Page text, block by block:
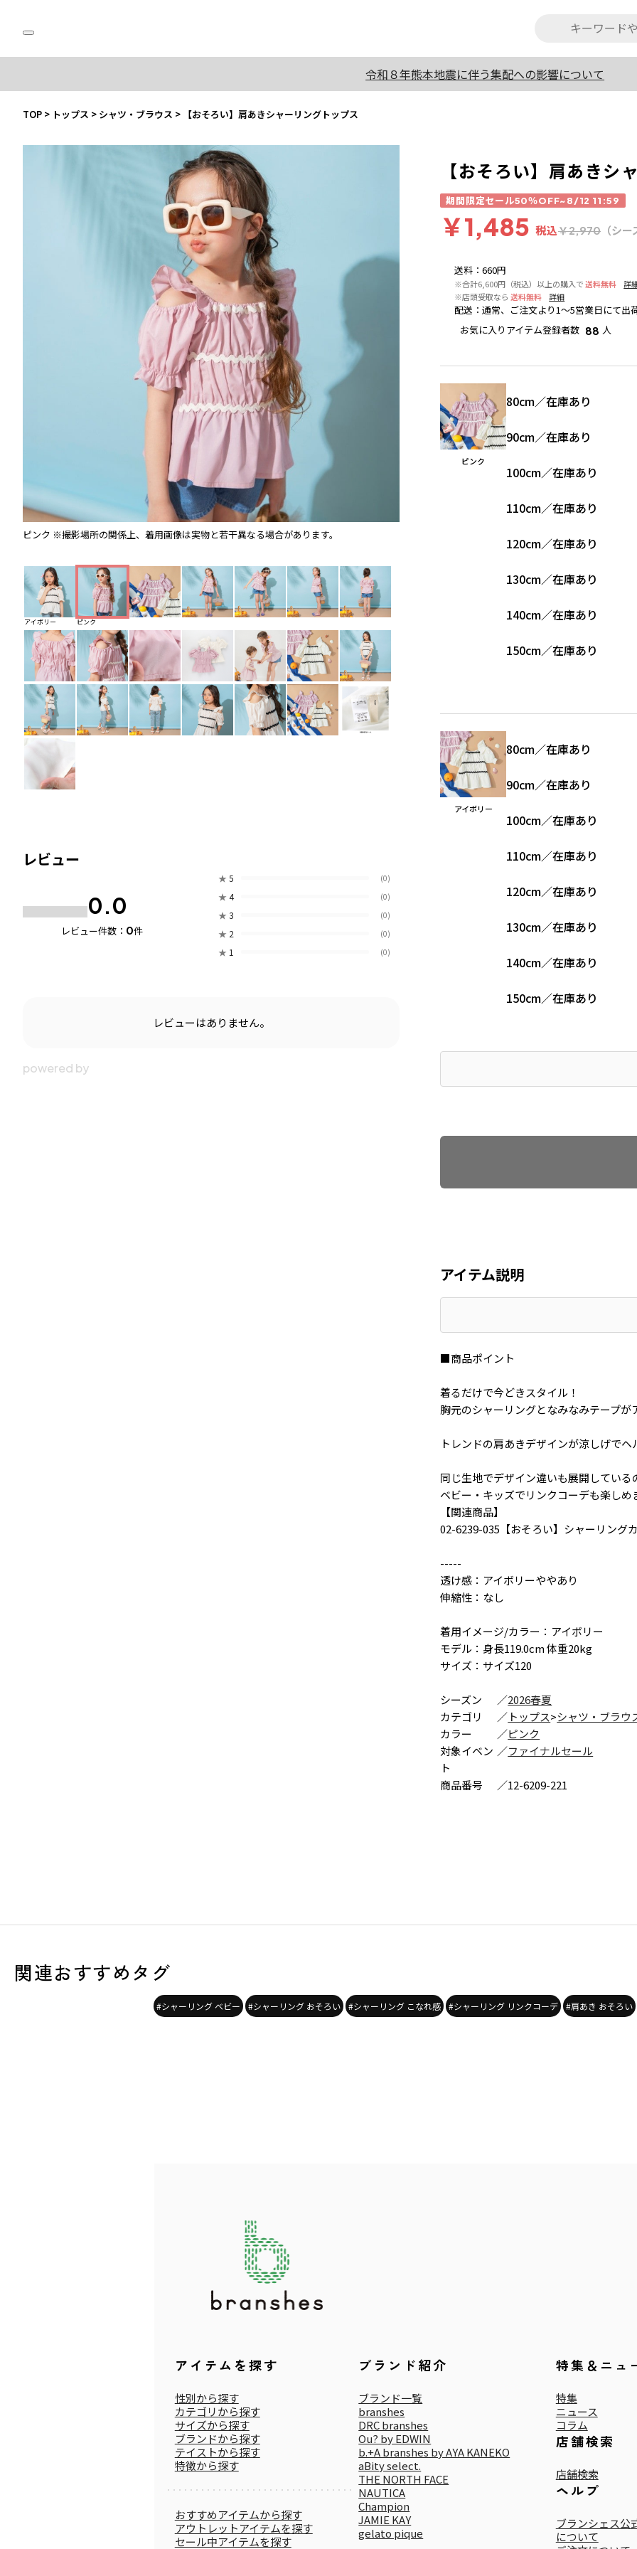
令和８年熊本地震に伴う集配への影響について
TOP > トップス > シャツ・ブラウス > 【おそろい】肩あきシャーリングトップス
ピンク ※撮影場所の関係上、着用画像は実物と若干異なる場合があります。
アイボリー ピンク
レビュー
0.0
レビュー件数： 0件
★ 5 (0)
★ 4 (0)
★ 3 (0)
★ 2 (0)
★ 1 (0)
レビューはありません。
送料 ：660円
※合計6,600円（税込）以上の購入で 送料無料
詳
※店頭受取なら 送料無料 詳細
配送 ：通常、ご注文より1～5営業日にて出
お気に入りアイテム登録者数 88 人
【おそろい】肩あきシ
期間限定セール50％OFF~8/12 11:59
￥1,485 税込￥2,970 （シ
ピンク
80cm／在庫あり
90cm／在庫あり
100cm／在庫あり
110cm／在庫あり
120cm／在庫あり
130cm／在庫あり
140cm／在庫あり
150cm／在庫あり
アイボリー
80cm／在庫あり
90cm／在庫あり
100cm／在庫あり
110cm／在庫あり
120cm／在庫あり
130cm／在庫あり
140cm／在庫あり
150cm／在庫あり
アイテム説明
■商品ポイント
着るだけで今どきスタイル！
胸元のシャーリングとなみなみテープが
トレンドの肩あきデザインが涼しげで
同じ生地でデザイン違いも展開している
ベビー・キッズでリンクコーデも楽しめ
【関連商品】
02-6239-035【おそろい】シャーリング
-----
透け感：アイボリーややあり
伸縮性：なし
着用イメージ/カラー：アイボリー
モデル：身長119.0cm 体重20kg
サイズ：サイズ120
シーズン ／2026春夏
カテゴリ
／ トップス>シャツ・ブラウ
カラー
／ピンク
対象イベン
ト
／ファイナルセール
商品番号 ／12-6209-221
関連おすすめタグ
#シャーリング ベビー #シャーリング おそろい #シャーリング こなれ感 #シャーリング リンクコーデ #肩あき おそろい
アイテムを探す
性別から探す
カテゴリから探す
サイズから探す
ブランドから探す
テイストから探す
特徴から探す
おすすめアイテムから探す
アウトレットアイテムを探す
セール中アイテムを探す
ブランド紹介
ブランド一覧
branshes
DRC branshes
Ou? by EDWIN
b.+A branshes by AYA KANEKO
aBity select.
THE NORTH FACE
NAUTICA
Champion
JAMIE KAY
gelato pique
特集＆ニュ
特集
ニュース
コラム
店舗検索
店舗検索
ヘルプ
ブランシェス公
について